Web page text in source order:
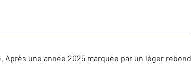
une année 2025 marquée par un léger rebond